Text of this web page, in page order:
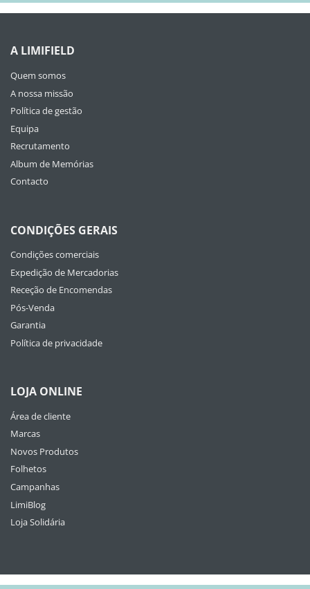
A LIMIFIELD
Quem somos
A nossa missão
Política de gestão
Equipa
Recrutamento
Album de Memórias
Contacto
CONDIÇÕES GERAIS
Condições comerciais
Expedição de Mercadorias
Receção de Encomendas
Pós-Venda
Garantia
Política de privacidade
LOJA ONLINE
Área de cliente
Marcas
Novos Produtos
Folhetos
Campanhas
LimiBlog
Loja Solidária